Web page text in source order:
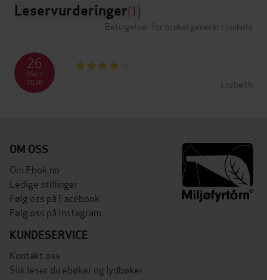
Leservurderinger(1)
Betingelser for brukergenerert innhold
Lisbeth
26
Mars
2026
OM OSS
Om Ebok.no
Ledige stillinger
Følg oss på Facebook
Følg oss på Instagram
KUNDESERVICE
Kontakt oss
Slik leser du ebøker og lydbøker